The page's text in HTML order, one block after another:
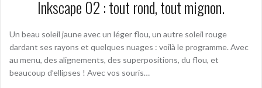
Inkscape 02 : tout rond, tout mignon.
Un beau soleil jaune avec un léger flou, un autre soleil rouge
dardant ses rayons et quelques nuages : voilà le programme. Avec
au menu, des alignements, des superpositions, du flou, et
beaucoup d’ellipses ! Avec vos souris…